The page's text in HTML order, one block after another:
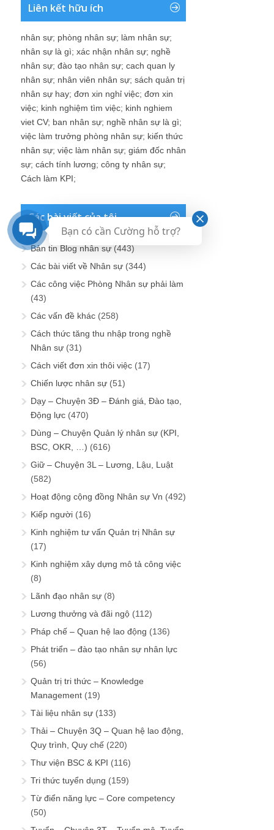
Liên kết hữu ích
nhân sự; phòng nhân sự; làm nhân sự;
nhân sự là gì; xác nhận nhân sự; nghề
nhân sự; đào tạo nhân sự; cach quan ly
nhân sự; nhân viên nhân sự; sách quản trị
nhân sự hay; đơn xin nghỉ việc; đơn xin
việc; kinh nghiệm tìm việc; kinh nghiem
viet CV; ban nhân sự; nghề nhân sự là gì;
việc làm trưởng phòng nhân sự; kiến thức
nhân sự; việc làm nhân sự; giám đốc nhân
sự; cách tính lương; công ty nhân sự;
Cách làm KPI;
Các bài viết của tôi
Bản tin Blog nhân sự(443)
Các bài viết về Nhân sự (344)
Các công việc Phòng Nhân sự phải làm
(43)
Các vấn đề khác (258)
Cách thức tăng thu nhập trong nghề
Nhân sự (31)
Cách viết đơn xin thôi việc (17)
Chiến lược nhân sự (51)
Dạy – Chuyện 3Đ – Đánh giá, Đào tạo,
Động lực (470)
Dùng – Chuyện Quản lý nhân sự (KPI,
BSC, OKR, …) (616)
Giữ – Chuyện 3L – Lương, Lậu, Luật
(582)
Hoạt động cộng đồng Nhân sự Vn (492)
Kiếp người (16)
Kinh nghiệm tư vấn Quản trị Nhân sự
(17)
Kinh nghiệm xây dựng mô tả công việc
(8)
Lãnh đạo nhân sự (8)
Lương thưởng và đãi ngộ (112)
Pháp chế – Quan hệ lao động (136)
Phát triển – đào tạo nhân sự nhân lực
(56)
Quản trị tri thức – Knowledge
Management (19)
Tài liệu nhân sự (133)
Thải – Chuyện 3Q – Quan hệ lao động,
Quy trình, Quy chế (220)
Thư viện BSC & KPI (116)
Tri thức tuyển dụng (159)
Từ điển năng lực – Core competency
(50)
Bạn có cần Cường hỗ trợ?